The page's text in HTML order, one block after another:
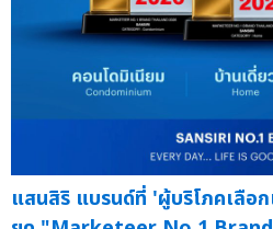
แสนสิริ แบรนด์ที่ 'ผู้บริโภคเลือก